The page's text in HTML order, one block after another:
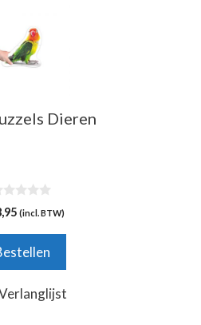
Dieren
(incl. BTW)